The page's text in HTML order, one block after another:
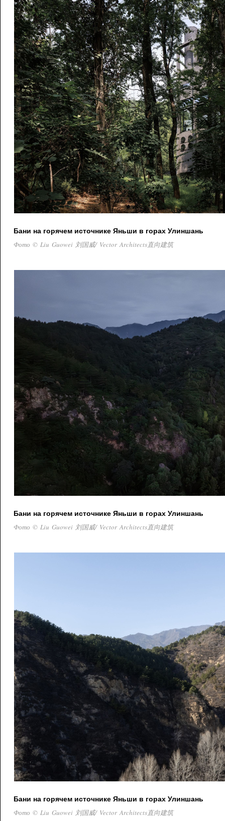
Бани на горячем источнике Яньши в горах Улиншань
Фото © Liu Guowei 刘国威/ Vector Architects直向建筑
Бани на горячем источнике Яньши в горах Улиншань
Фото © Liu Guowei 刘国威/ Vector Architects直向建筑
Бани на горячем источнике Яньши в горах Улиншань
Фото © Liu Guowei 刘国威/ Vector Architects直向建筑